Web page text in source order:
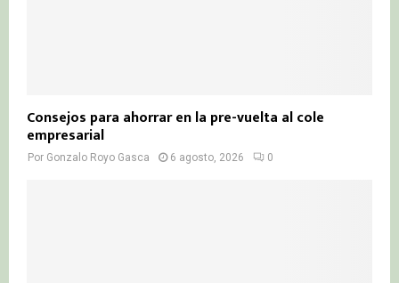
Consejos para ahorrar en la pre-vuelta al cole
empresarial
Por Gonzalo Royo Gasca 6 agosto, 2026 0